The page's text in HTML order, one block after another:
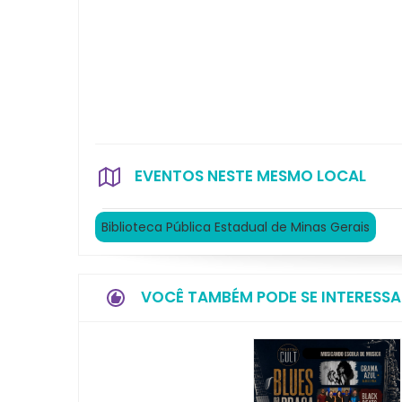
EVENTOS NESTE MESMO LOCAL
Biblioteca Pública Estadual de Minas Gerais
VOCÊ TAMBÉM PODE SE